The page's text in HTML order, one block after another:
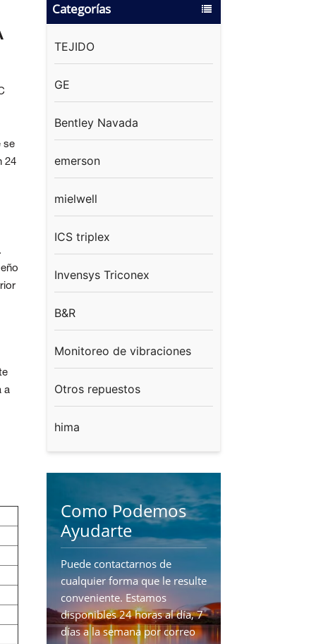
Categorías
TEJIDO
GE
Bentley Navada
emerson
mielwell
ICS triplex
Invensys Triconex
B&R
Monitoreo de vibraciones
Otros repuestos
hima
Como Podemos
Ayudarte
Puede contactarnos de
cualquier forma que le resulte
conveniente. Estamos
disponibles 24 horas al día, 7
días a la semana por correo
se
24
a